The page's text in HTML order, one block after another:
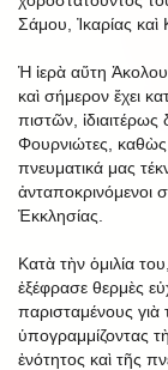
Σάμου, Ἰκαρίας
Ἡ ἱερὰ αὕτη
καὶ σήμερον ἔχει
πιστῶν,
Φουρνιώτες, καθὼς
πνευματικά μας
ἀνταποκρινόμενοι
Ἐκκλησίας.
Κατὰ τὴν ὁμιλία
ἐξέφρασε θερμὲς
παρισταμένους γιὰ
ὑπογραμμίζοντας
ἐνότητος καὶ τῆς